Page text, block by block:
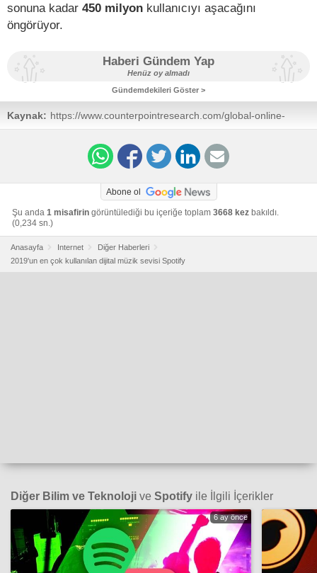
sonuna kadar 450 milyon kullanıcıyı aşacağını
öngörüyor.
Haberi Gündem Yap
Henüz oy almadı
Gündemdekileri Göster >
Kaynak: https://www.counterpointresearch.com/global-online-
music-streaming-grew-2019
Abone ol
Şu anda 1 misafirin görüntülediği bu içeriğe toplam 3668 kez bakıldı.
(0,234 sn.)
Anasayfa Internet
Diğer Haberleri
2019'un en çok kullanılan dijital müzik sevisi Spotify
Diğer Bilim ve Teknoloji ve Spotify ile İlgili İçerikler
6 ay önce